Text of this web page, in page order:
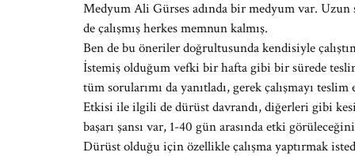
Medyum Ali Gürses adında bir medyum var.
de çalışmış herkes memnun kalmış.
Ben de bu öneriler doğrultusunda kendisiyle
İstemiş olduğum vefki bir hafta gibi bir sürede
tüm sorularımı da yanıtladı, gerek çalışmayı teslim
Etkisi ile ilgili de dürüst davrandı, diğerleri gibi
başarı şansı var, 1-40 gün arasında etki
Dürüst olduğu için özellikle çalışma yaptırmak